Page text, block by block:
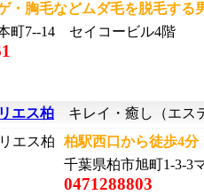
・胸毛などムダ毛を脱毛す
町7--14 セイコービル4階
エス柏 キレイ・癒し（エス
柏駅西口から徒歩4
千葉県柏市旭町1-3-3
0471288803